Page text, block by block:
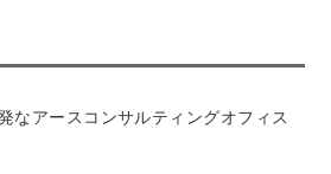
なアースコンサルティングオフィス